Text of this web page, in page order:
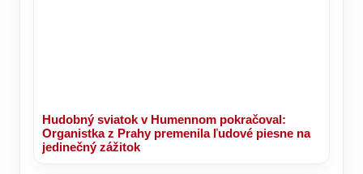
Hudobný sviatok v Humennom pokračoval:
Organistka z Prahy premenila ľudové piesne na
jedinečný zážitok